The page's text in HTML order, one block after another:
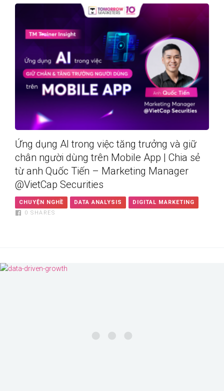
Ứng dụng AI trong việc tăng trưởng và giữ
chân người dùng trên Mobile App | Chia sẻ
từ anh Quốc Tiến – Marketing Manager
@VietCap Securities
CHUYỆN NGHỀ DATA ANALYSIS
DIGITAL MARKETING
0 SHARES